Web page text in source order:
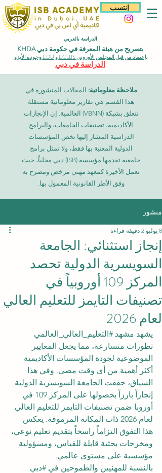
إنتسب
الدراسة بالعربي
بتصريح من هيئة المعرفة في حكومة دبي KHDA
بإعتماد من قبل المجلس الأوروبي ECLBS و EDU وجودة الأيزو
الدراسة في دبي
ملاحظة معلوماتية: المقالات المنشورة في
هذا القسم هي تقارير معلوماتية مستقلة
تتعلق بشبكة (VBNN) العالمية. إن الإنجازات
الأكاديمية، تصنيفات الجامعات، والبرامج
الدراسية المشار إليها تخص المؤسسات
الدولية المعنية بها فقط، ولا تمثل برامج
جامعية تقدمها مؤسسة (ISB) دبي محلياً، حيث
تعمل الأخيرة كمعهد مهني مرخص ومصرح به
وفق الأطر القانونية المعمول بها.
منشور
إنجاز استثنائي: الجامعة
السويسرية الدولية تحصد
المركز 109 أوروبياً في
تصنيفات التايمز للتعليم العالي
لعام 2026
8 يوليو 2 دقيقة قراءة
يشهد مشهد #التعليم_العالي_العالمي
تطورات متسارعة، مما يجعل المعايير
الموضوعية لجودة المؤسسات الأكاديمية
أكثر أهمية من أي وقت مضى. وفي هذا
السياق، حققت الجامعة السويسرية الدولية
إنجازاً بارزاً بحصولها على المركز 109 في
أوروبا ضمن تصنيفات التايمز للتعليم العالي
لعام 2026 ذات المكانة المرموقة. يعكس
هذا التفوق التزاماً راسخاً بتقديم تعليم نوعي،
ومخرجات بحثية قابلة للقياس، ومسؤولية
مؤسسية على مستوى عالمي.
بالنسبة للمهنيين والطموحين في #دبي